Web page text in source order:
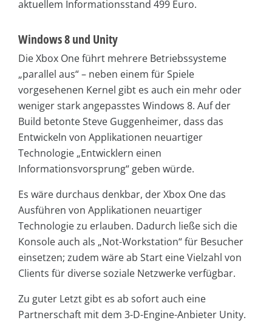
aktuellem Informationsstand 499 Euro.
Windows 8 und Unity
Die Xbox One führt mehrere Betriebssysteme
„parallel aus“ – neben einem für Spiele
vorgesehenen Kernel gibt es auch ein mehr oder
weniger stark angepasstes Windows 8. Auf der
Build betonte Steve Guggenheimer, dass das
Entwickeln von Applikationen neuartiger
Technologie „Entwicklern einen
Informationsvorsprung“ geben würde.
Es wäre durchaus denkbar, der Xbox One das
Ausführen von Applikationen neuartiger
Technologie zu erlauben. Dadurch ließe sich die
Konsole auch als „Not-Workstation“ für Besucher
einsetzen; zudem wäre ab Start eine Vielzahl von
Clients für diverse soziale Netzwerke verfügbar.
Zu guter Letzt gibt es ab sofort auch eine
Partnerschaft mit dem 3-D-Engine-Anbieter Unity.